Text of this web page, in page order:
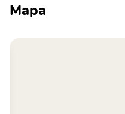
Mapa